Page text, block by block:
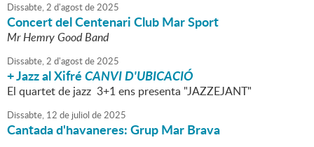
Dissabte,2 d'agostde2025
Concert del Centenari Club Mar Sport
Mr Hemry Good Band
Dissabte,2 d'agostde2025
+ Jazz al XifréCANVI D'UBICACIÓ
El quartet de jazz 3+1 ens presenta "JAZZEJANT"
Dissabte, 12 de juliol de2025
Cantada d'havaneres: Grup Mar Brava